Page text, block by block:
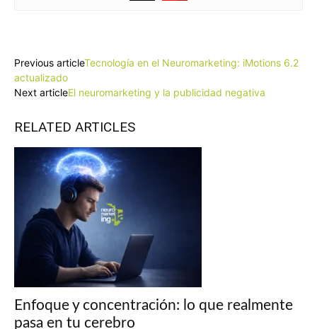
Previous articleTecnología en el Neuromarketing: iMotions 6.2
actualizado
Next articleEl neuromarketing y la publicidad negativa
RELATED ARTICLES
Enfoque y concentración: lo que realmente
pasa en tu cerebro